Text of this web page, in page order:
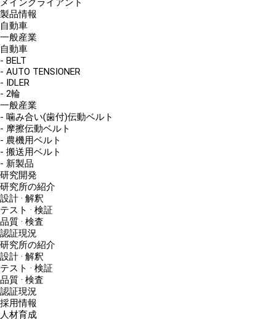
メインクライアント
製品情報
自動車
一般産業
自動車
- BELT
- AUTO TENSIONER
- IDLER
- 2輪
一般産業
- 噛み合い(歯付)伝動ベルト
- 摩擦伝動ベルト
- 農機用ベルト
- 搬送用ベルト
- 新製品
研究開発
研究所の紹介
設計 · 解釈
テスト · 検証
品質 · 検査
認証現況
研究所の紹介
設計 · 解釈
テスト · 検証
品質 · 検査
認証現況
採用情報
人材育成